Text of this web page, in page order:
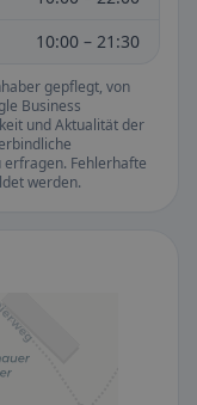
10:00 – 21:30
gepflegt, von
Business
und Aktualität der
Fehlerhafte
werden.